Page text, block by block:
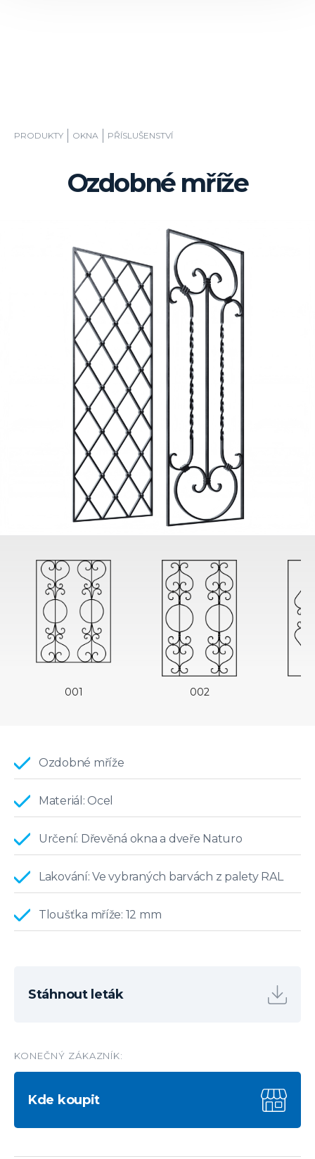
PRODUKTY OKNA PŘÍSLUŠENSTVÍ
Ozdobné mříže
001 002
Ozdobné mříže
Materiál: Ocel
Určení: Dřevěná okna a dveře Naturo
Lakování: Ve vybraných barvách z palety RAL
Tloušťka mříže: 12 mm
Stáhnout leták
KONEČNÝ ZÁKAZNÍK:
Kde koupit